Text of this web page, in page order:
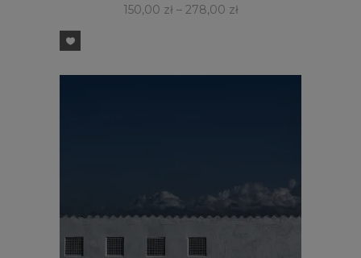
150,00 zł – 278,00 zł